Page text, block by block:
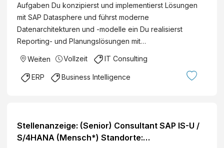
Aufgaben Du konzipierst und implementierst Lösungen
mit SAP Datasphere und führst moderne
Datenarchitekturen und -modelle ein Du realisierst
Reporting- und Planungslösungen mit…
Weiten Vollzeit IT Consulting
ERP Business Intelligence
Stellenanzeige: (Senior) Consultant SAP IS-U /
S/4HANA (Mensch*) Standorte: